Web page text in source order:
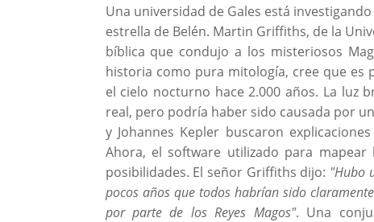
Una universidad de Gales está
estrella de Belén. Martin Griffiths, de la
bíblica que condujo a los misteriosos
historia como pura mitología, cree que es
el cielo nocturno hace 2.000 años. La luz
real, pero podría haber sido causada por
y Johannes Kepler buscaron
Ahora, el software utilizado para
posibilidades. El señor Griffiths dijo: "Hubo
pocos años que todos habrían sido
por parte de los Reyes Magos". Una